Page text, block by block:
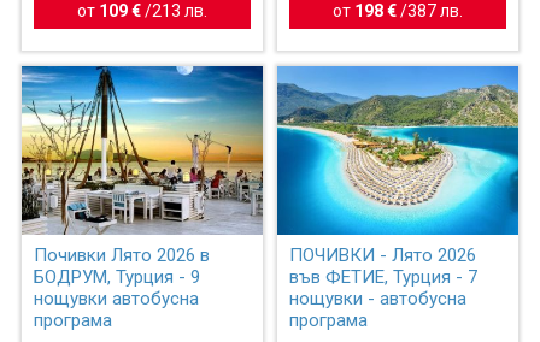
от 109 € /213 лв. от 198 €/387 лв.
Почивки Лято 2026 в
БОДРУМ, Турция - 9
нощувки автобусна
програма
ПОЧИВКИ - Лято 2026
във ФЕТИЕ, Турция - 7
нощувки - автобусна
програма